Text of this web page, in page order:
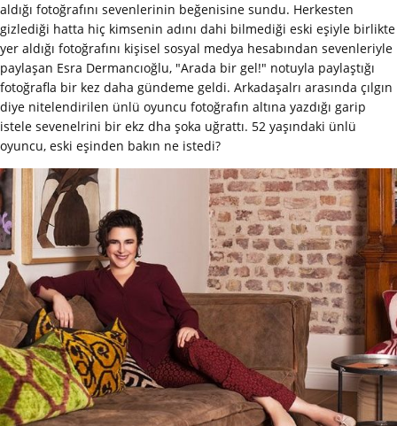
aldığı fotoğrafını sevenlerinin beğenisine sundu. Herkesten
gizlediği hatta hiç kimsenin adını dahi bilmediği eski eşiyle birlikte
yer aldığı fotoğrafını kişisel sosyal medya hesabından sevenleriyle
paylaşan Esra Dermancıoğlu, "Arada bir gel!" notuyla paylaştığı
fotoğrafla bir kez daha gündeme geldi. Arkadaşalrı arasında çılgın
diye nitelendirilen ünlü oyuncu fotoğrafın altına yazdığı garip
istele sevenelrini bir ekz dha şoka uğrattı. 52 yaşındaki ünlü
oyuncu, eski eşinden bakın ne istedi?